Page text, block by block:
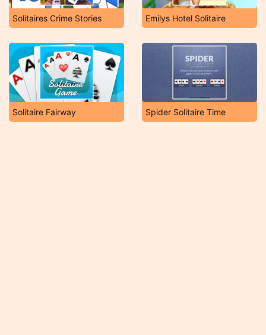
Solitaires Crime Stories Emilys Hotel Solitaire
Solitaire Fairway Spider Solitaire Time